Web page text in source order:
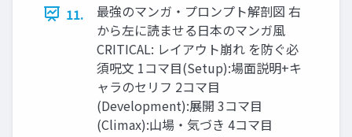
11.
最強のマンガ・プロンプト解剖図 右
から左に読ませる日本のマンガ風
CRITICAL: レイアウト崩れ を防ぐ必
須呪文 1コマ目(Setup):場面説明+キ
ャラのセリフ 2コマ目
(Development):展開 3コマ目
(Climax):山場・気づき 4コマ目